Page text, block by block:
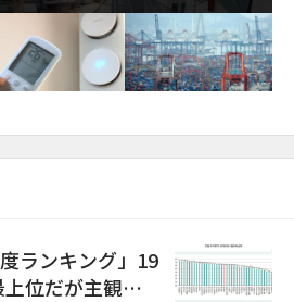
に…5年で2.8倍増
ランキング」19
位だが主観的